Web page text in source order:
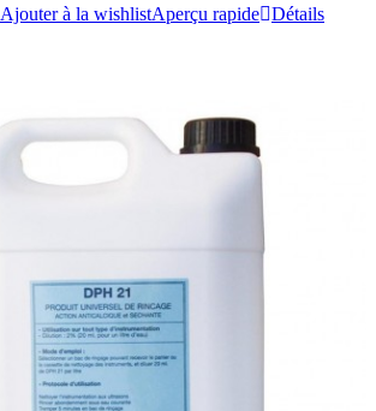
Ajouter à la wishlistAperçu rapide Détails